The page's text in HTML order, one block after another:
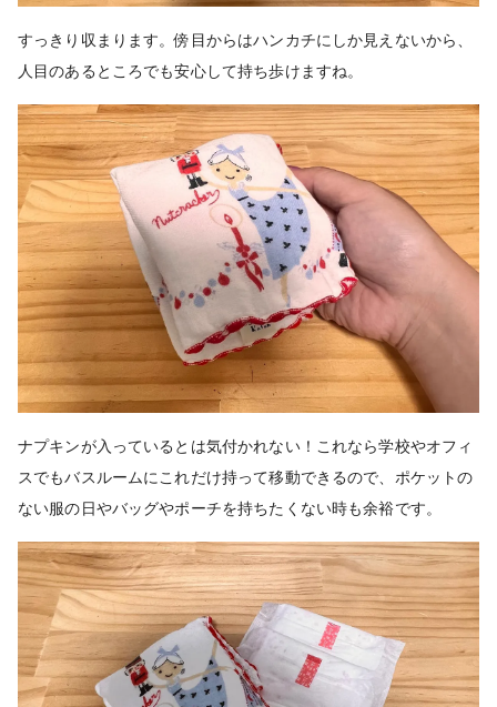
すっきり収まります。傍目からはハンカチにしか見えないから、
人目のあるところでも安心して持ち歩けますね。
ナプキンが入っているとは気付かれない！これなら学校やオフィ
スでもバスルームにこれだけ持って移動できるので、ポケットの
ない服の日やバッグやポーチを持ちたくない時も余裕です。